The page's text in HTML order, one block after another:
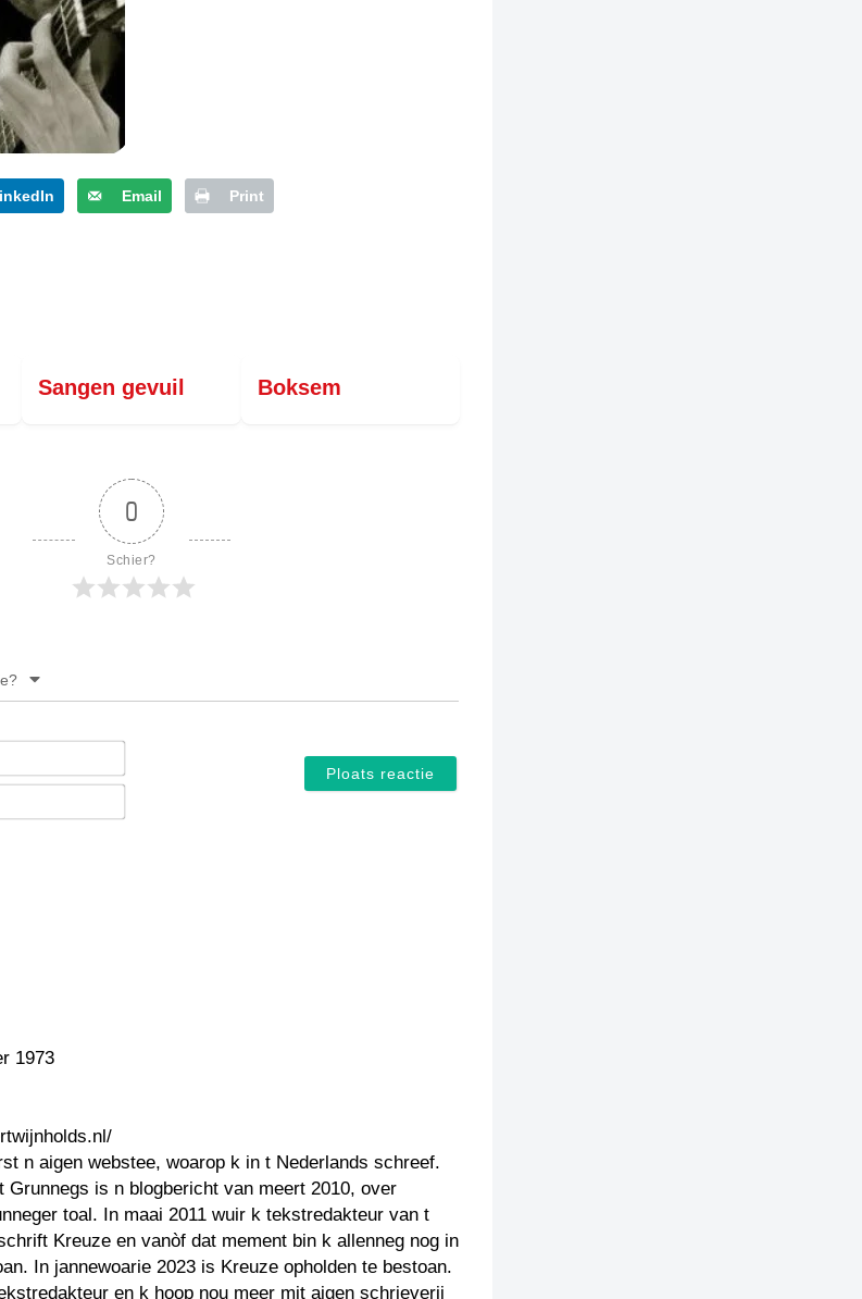
Email Print
Sangen gevuil Boksem
0
Schier?
Noam*
E-
1973
n aigen webstee, woarop k in t Nederlands schreef.
Grunnegs is n blogbericht van meert 2010, over
toal. In maai 2011 wuir k tekstredakteur van t
Kreuze en vanòf dat mement bin k allenneg nog in
In jannewoarie 2023 is Kreuze opholden te bestoan.
en k hoop nou meer mit aigen schrieverij